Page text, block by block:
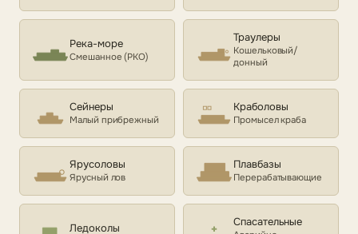
Река-море
Смешанное (РКО)
Траулеры
Кошельковый/
донный
Сейнеры
Малый прибрежный
Краболовы
Промысел краба
Ярусоловы
Ярусный лов
Плавбазы
Перерабатывающие
Ледоколы Спасательные